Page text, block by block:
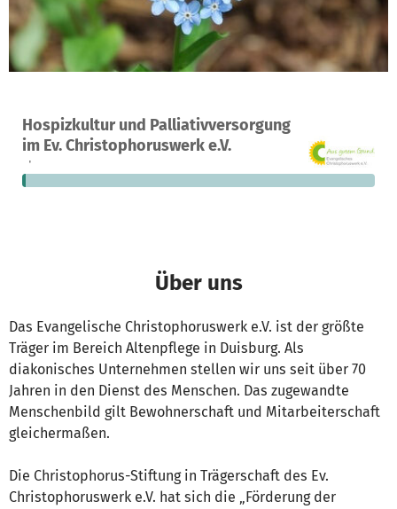
Hospizkultur und Palliativversorgung
im Ev. Christophoruswerk e.V.
Ein Projekt in Duisburg, Deutschland
7 1 % 29.655 €
fehlen noch
Über uns
Das Evangelische Christophoruswerk e.V. ist der größte
Träger im Bereich Altenpflege in Duisburg. Als
diakonisches Unternehmen stellen wir uns seit über 70
Jahren in den Dienst des Menschen. Das zugewandte
Menschenbild gilt Bewohnerschaft und Mitarbeiterschaft
gleichermaßen.
Die Christophorus-Stiftung in Trägerschaft des Ev.
Christophoruswerk e.V. hat sich die „Förderung der